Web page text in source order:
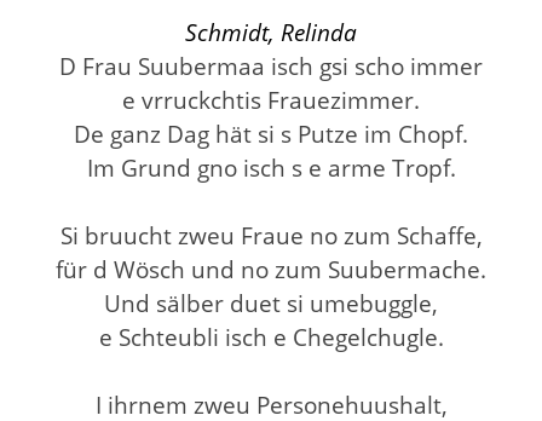
Schmidt, Relinda
D Frau Suubermaa isch gsi scho immer
e vrruckchtis Frauezimmer.
De ganz Dag hät si s Putze im Chopf.
Im Grund gno isch s e arme Tropf.
Si bruucht zweu Fraue no zum Schaffe,
für d Wösch und no zum Suubermache.
Und sälber duet si umebuggle,
e Schteubli isch e Chegelchugle.
I ihrnem zweu Personehuushalt,